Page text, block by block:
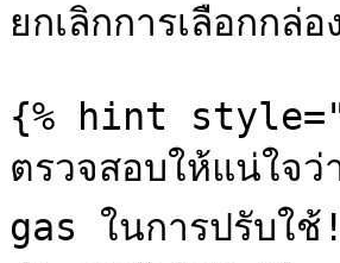
ยกเลิกการเลือก
{% hint
ตรวจสอบให้แน่ใจว่
gas ในการปรับใช้!